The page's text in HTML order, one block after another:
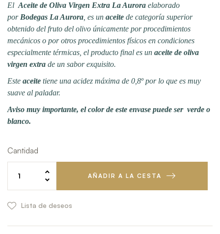
El Aceite de Oliva Virgen Extra La Aurora elaborado
por Bodegas La Aurora , es un aceite de categoría superior
obtenido del fruto del olivo únicamente por procedimientos
mecánicos o por otros procedimientos físicos en condiciones
especialmente térmicas, el producto final es un aceite de oliva
virgen extra de un sabor exquisito.
Este aceite tiene una acidez máxima de 0,8º por lo que es muy
suave al paladar.
Aviso muy importante, el color de este envase puede ser verde o
blanco.
Cantidad
AÑADIR A LA CESTA
Lista de deseos